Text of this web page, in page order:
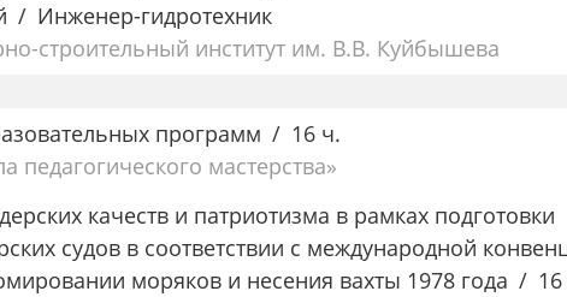
Инженер-гидротехник
строительный институт им. В.В. Куйбышева
программ
16 ч.
мастерства»
качеств и патриотизма в рамках подготовки
судов в соответствии с международной
моряков и несения вахты 1978 года